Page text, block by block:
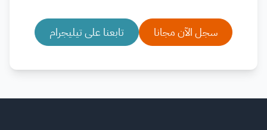
سجل الآن مجانا تابعنا على تيليجرام